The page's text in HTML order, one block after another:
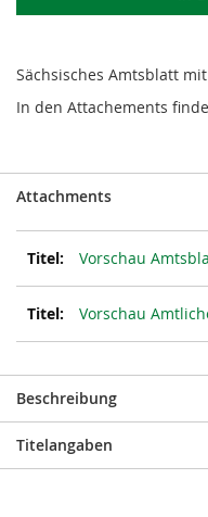
Sächsisches Amtsblatt
In den Attachements
Attachments
Vorschau
Vorschau
Beschreibung
Titelangaben